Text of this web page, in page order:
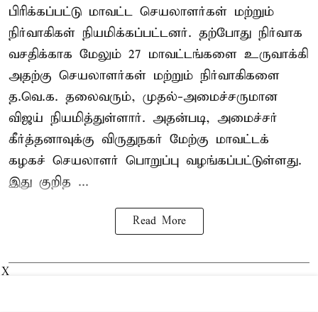
பிரிக்கப்பட்டு மாவட்ட செயலாளர்கள் மற்றும்
நிர்வாகிகள் நியமிக்கப்பட்டனர். தற்போது நிர்வாக
வசதிக்காக மேலும் 27 மாவட்டங்களை உருவாக்கி
அதற்கு செயலாளர்கள் மற்றும் நிர்வாகிகளை
த.வெ.க. தலைவரும், முதல்-அமைச்சருமான
விஜய் நியமித்துள்ளார். அதன்படி, அமைச்சர்
கீர்த்தனாவுக்கு விருதுநகர் மேற்கு மாவட்டக்
கழகச் செயலாளர் பொறுப்பு வழங்கப்பட்டுள்ளது.
இது குறித ...
Read More
X